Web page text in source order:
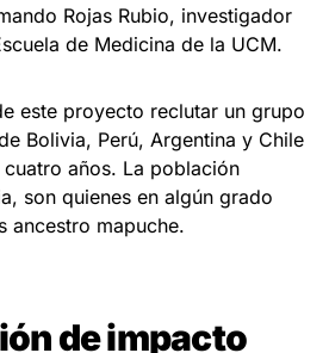
Rojas Rubio, investigador
de Medicina de la UCM.
este proyecto reclutar un grupo
Bolivia, Perú, Argentina y Chile
años. La población
son quienes en algún grado
ancestro mapuche.
de impacto